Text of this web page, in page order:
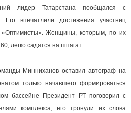
лидер Татарстана пообщался с
впечатлили достижения участниц
«Оптимисты». Женщины, которым, по их
легко садятся на шпагат.
Минниханов оставил автограф на
только начавшего формироваться
бассейне Президент РТ поговорил с
комплекса, его тронули их слова